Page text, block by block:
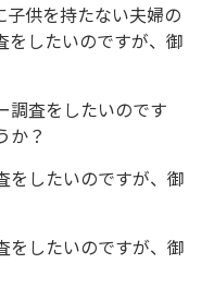
供を持たない夫婦の
をしたいのですが、御
調査をしたいのです
か？
をしたいのですが、御
をしたいのですが、御